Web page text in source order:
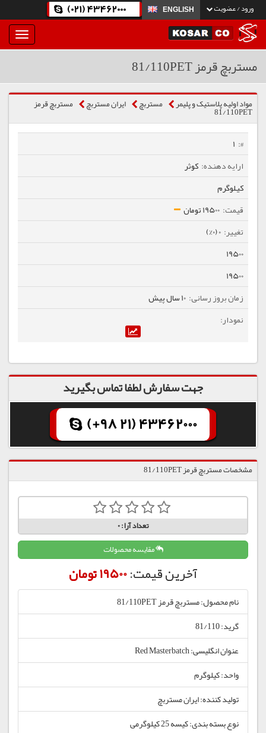
ورود / عضویت ENGLISH
(021) 43462000
بار
و
مستربچ قرمز 81/110PET
مواد اولیه پلاستیک و پلیمر مستربچ ایران مستربچ مستربچ قرمز
81/110PET
1
کوثر
کیلوگرم
19500 تومان
0 (0%)
19500
19500
10 سال پیش
جهت سفارش لطفا تماس بگیرید
(+98 21) 43462000
مشخصات مستربچ قرمز 81/110PET
تعداد آرا:0
مقایسه محصولات
آخرین قیمت:19500 تومان
نام محصول: مستربچ قرمز 81/110PET
گرید: 81/110
عنوان انگلیسی: Red Masterbatch
واحد: کیلوگرم
تولید کننده: ایران مستربچ
نوع بسته بندی: کیسه 25 کیلوگرمی